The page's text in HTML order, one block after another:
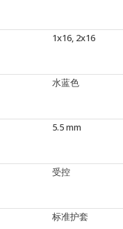
1x16, 2x16
水蓝色
5.5 mm
受控
标准护套